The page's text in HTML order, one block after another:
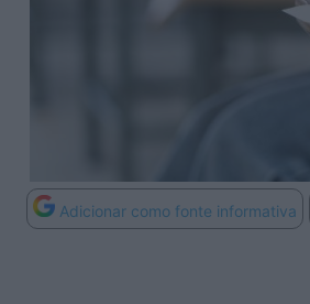
Adicionar como fonte informativa